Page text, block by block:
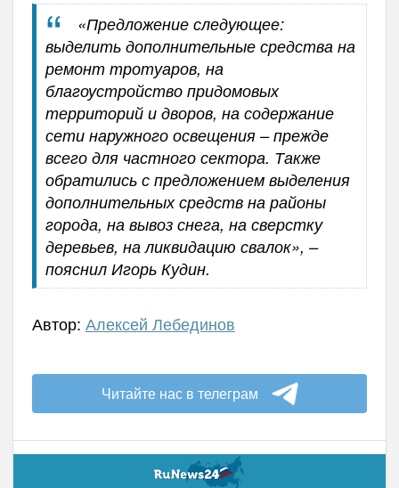
«Предложение следующее:
выделить дополнительные средства на
ремонт тротуаров, на
благоустройство придомовых
территорий и дворов, на содержание
сети наружного освещения – прежде
всего для частного сектора. Также
обратились с предложением выделения
дополнительных средств на районы
города, на вывоз снега, на сверстку
деревьев, на ликвидацию свалок», –
пояснил Игорь Кудин.
Автор: Алексей Лебединов
Читайте нас в телеграм